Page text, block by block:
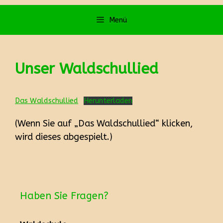
Menü
Unser Waldschullied
Das Waldschullied Herunterladen
(Wenn Sie auf „Das Waldschullied“ klicken,
wird dieses abgespielt.)
Haben Sie Fragen?